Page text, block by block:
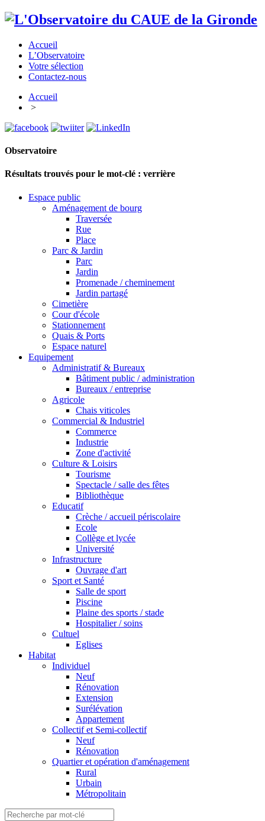
Accueil
L’Observatoire
Votre sélection
Contactez-nous
Accueil
>
Observatoire
Résultats trouvés pour le mot-clé : verrière
Espace public
Aménagement de bourg
Traversée
Rue
Place
Parc & Jardin
Parc
Jardin
Promenade / cheminement
Jardin partagé
Cimetière
Cour d'école
Stationnement
Quais & Ports
Espace naturel
Equipement
Administratif & Bureaux
Bâtiment public / administration
Bureaux / entreprise
Agricole
Chais viticoles
Commercial & Industriel
Commerce
Industrie
Zone d'activité
Culture & Loisirs
Tourisme
Spectacle / salle des fêtes
Bibliothèque
Educatif
Crèche / accueil périscolaire
Ecole
Collège et lycée
Université
Infrastructure
Ouvrage d'art
Sport et Santé
Salle de sport
Piscine
Plaine des sports / stade
Hospitalier / soins
Cultuel
Eglises
Habitat
Individuel
Neuf
Rénovation
Extension
Surélévation
Appartement
Collectif et Semi-collectif
Neuf
Rénovation
Quartier et opération d'aménagement
Rural
Urbain
Métropolitain